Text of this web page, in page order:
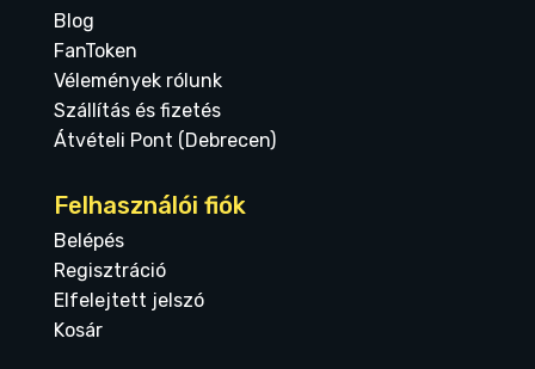
Blog
FanToken
Vélemények rólunk
Szállítás és fizetés
Átvételi Pont (Debrecen)
Felhasználói fiók
Belépés
Regisztráció
Elfelejtett jelszó
Kosár